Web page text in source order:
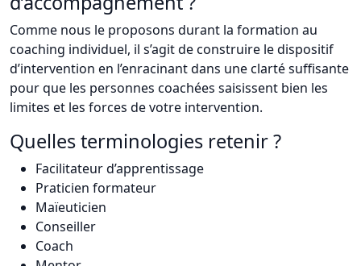
Comme nous le proposons durant la formation au
coaching individuel, il s’agit de construire le dispositif
d’intervention en l’enracinant dans une clarté suffisante
pour que les personnes coachées saisissent bien les
limites et les forces de votre intervention.
Quelles terminologies retenir ?
Facilitateur d’apprentissage
Praticien formateur
Maïeuticien
Conseiller
Coach